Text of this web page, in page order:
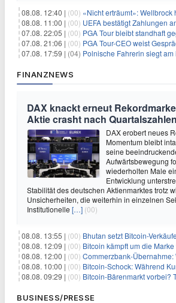
08.08. 12:40 | (00) «Nicht erträumt»: Wellbrock holt
08.08. 11:00 | (00) UEFA bestätigt Zahlungen an Ex-
07.08. 22:05 | (00) PGA Tour bleibt standhaft gegen LIV Golf Fusion
07.08. 21:06 | (00) PGA Tour-CEO weist Gespräche über eine Fusion mit LIV
07.08. 17:59 | (04) Polnische Fahrerin siegt am Mont
FINANZNEWS
DAX knackt erneut
Aktie crasht nach Quartalszahlen
DAX erobert neues
Momentum bleibt
seine
Aufwärtsbewegung
wiederholten Male
Entwicklung
Stabilität des deutschen Aktienmarktes trotz
Unsicherheiten, die weiterhin in einzelnen
Institutionelle […] (00)
08.08. 13:55 | (00) Bhutan setzt Bitcoin-Verkäufe fort:
08.08. 12:09 | (00) Bitcoin kämpft um die Marke von $65.000, Pi
08.08. 12:00 | (00) Commerzbank-Übernahme: Wie die Deutsche
08.08. 10:00 | (00) Bitcoin-Schock: Während Kurse fallen,
08.08. 09:29 | (00) Bitcoin-Bärenmarkt vorbei? Top-Analysten werden
BUSINESS/PRESSE